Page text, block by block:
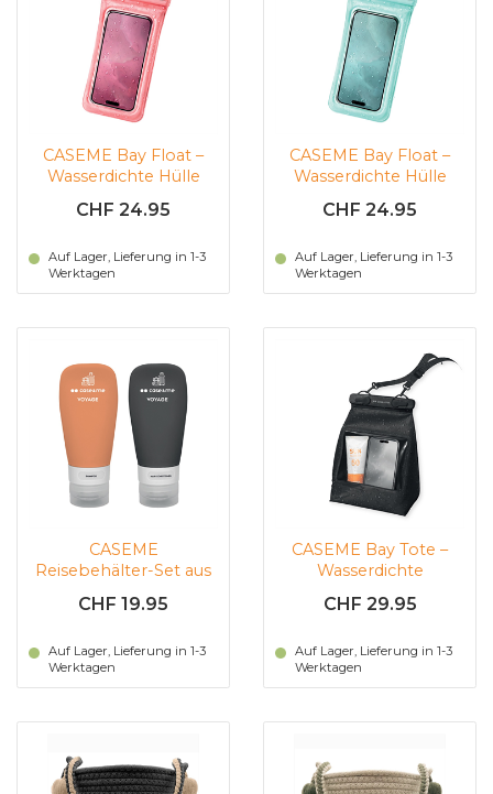
CASEME Bay Float –
Wasserdichte Hülle
CHF 24.95
Auf Lager, Lieferung in 1-3
Werktagen
CASEME Bay Float –
Wasserdichte Hülle
CHF 24.95
Auf Lager, Lieferung in 1-3
Werktagen
CASEME
Reisebehälter-Set aus
schwarz)
CHF 19.95
Auf Lager, Lieferung in 1-3
Werktagen
CASEME Bay Tote –
Wasserdichte
(Elfenbeingrün)
CHF 29.95
Auf Lager, Lieferung in 1-3
Werktagen